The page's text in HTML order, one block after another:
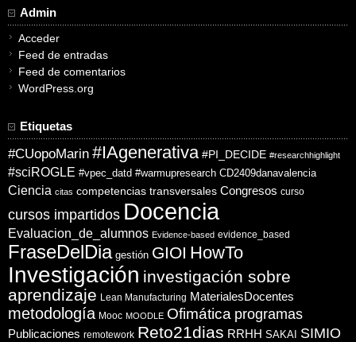
Admin
Acceder
Feed de entradas
Feed de comentarios
WordPress.org
Etiquetas
#CUopoMarin #IAgenerativa #PI_DECIDE #researchhighlight
#sciROGLE #vpec_datd #warmupresearch CD2409danavalencia
Ciencia citas competencias transversales Congresos curso
cursos impartidos Docencia
Evaluacion_de_alumnos Evidence-based evidence_based
FraseDelDia gestión GIOI HowTo
Investigación investigación sobre
aprendizaje Lean Manufacturing MaterialesDocentes
metodología Mooc MOODLE Ofimática programas
Publicaciones remotework Reto21dias RRHH SAKAI SIMIO